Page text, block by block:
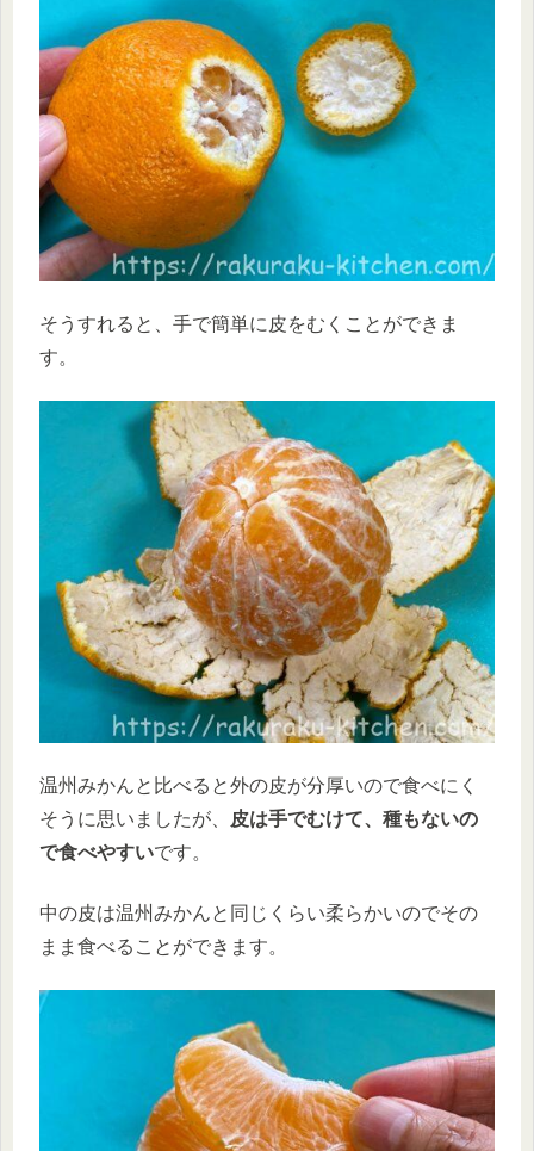
そうすれると、手で簡単に皮をむくことができま
す。
温州みかんと比べると外の皮が分厚いので食べにく
そうに思いましたが、
皮は手でむけて、種もないの
で食べやすいです。
中の皮は温州みかんと同じくらい柔らかいのでその
まま食べることができます。